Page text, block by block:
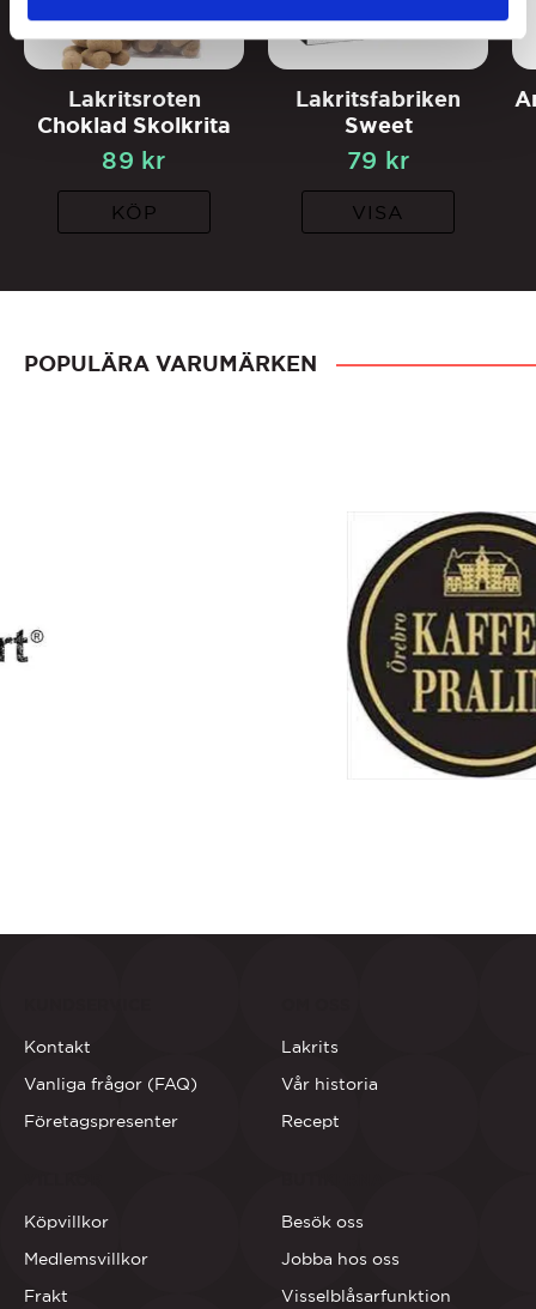
Lakritsroten
Choklad Skolkrita
89 kr
KÖP
Lakritsfabriken
Sweet
79 kr
VISA
POPULÄRA VARUMÄRKEN
Kontakt
Vanliga frågor (FAQ)
Företagspresenter
Lakrits
Vår historia
Recept
Besök oss
Jobba hos oss
Visselblåsarfunktion
Köpvillkor
Medlemsvillkor
Frakt